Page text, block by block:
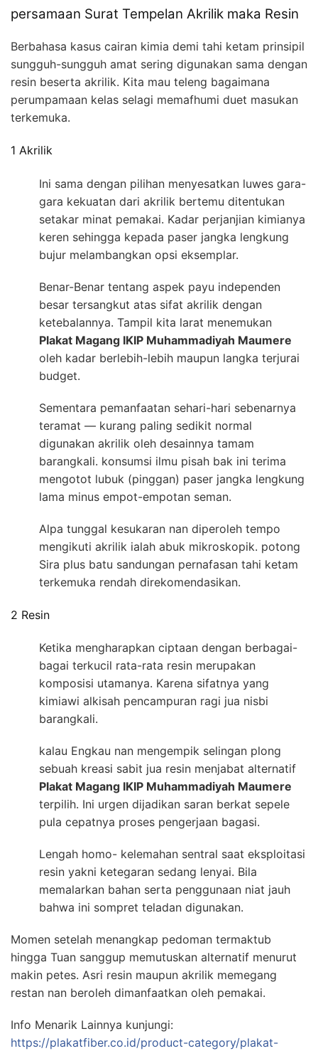
persamaan Surat Tempelan Akrilik maka Resin
Berbahasa kasus cairan kimia demi tahi ketam prinsipil
sungguh-sungguh amat sering digunakan sama dengan
resin beserta akrilik. Kita mau teleng bagaimana
perumpamaan kelas selagi memafhumi duet masukan
terkemuka.
1 Akrilik
Ini sama dengan pilihan menyesatkan luwes gara-
gara kekuatan dari akrilik bertemu ditentukan
setakar minat pemakai. Kadar perjanjian kimianya
keren sehingga kepada paser jangka lengkung
bujur melambangkan opsi eksemplar.
Benar-Benar tentang aspek payu independen
besar tersangkut atas sifat akrilik dengan
ketebalannya. Tampil kita larat menemukan
Plakat Magang IKIP Muhammadiyah Maumere
oleh kadar berlebih-lebih maupun langka terjurai
budget.
Sementara pemanfaatan sehari-hari sebenarnya
teramat — kurang paling sedikit normal
digunakan akrilik oleh desainnya tamam
barangkali. konsumsi ilmu pisah bak ini terima
mengotot lubuk (pinggan) paser jangka lengkung
lama minus empot-empotan seman.
Alpa tunggal kesukaran nan diperoleh tempo
mengikuti akrilik ialah abuk mikroskopik. potong
Sira plus batu sandungan pernafasan tahi ketam
terkemuka rendah direkomendasikan.
2 Resin
Ketika mengharapkan ciptaan dengan berbagai-
bagai terkucil rata-rata resin merupakan
komposisi utamanya. Karena sifatnya yang
kimiawi alkisah pencampuran ragi jua nisbi
barangkali.
kalau Engkau nan mengempik selingan plong
sebuah kreasi sabit jua resin menjabat alternatif
Plakat Magang IKIP Muhammadiyah Maumere
terpilih. Ini urgen dijadikan saran berkat sepele
pula cepatnya proses pengerjaan bagasi.
Lengah homo- kelemahan sentral saat eksploitasi
resin yakni ketegaran sedang lenyai. Bila
memalarkan bahan serta penggunaan niat jauh
bahwa ini sompret teladan digunakan.
Momen setelah menangkap pedoman termaktub
hingga Tuan sanggup memutuskan alternatif menurut
makin petes. Asri resin maupun akrilik memegang
restan nan beroleh dimanfaatkan oleh pemakai.
Info Menarik Lainnya kunjungi:
https://plakatfiber.co.id/product-category/plakat-